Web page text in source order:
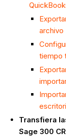
archivo
tiempo
Transfiera
Sage 300